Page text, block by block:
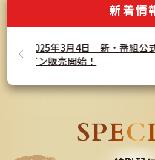
新着情
ンラ
2025年1月14日 スピン
のヒカル Season2』が
ート！